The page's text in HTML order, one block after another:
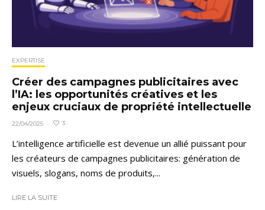
EXPERTISE
Créer des campagnes publicitaires avec
l’IA: les opportunités créatives et les
enjeux cruciaux de propriété intellectuelle
22/04/2025 · 3
L’intelligence artificielle est devenue un allié puissant pour
les créateurs de campagnes publicitaires: génération de
visuels, slogans, noms de produits,...
LIRE LA SUITE